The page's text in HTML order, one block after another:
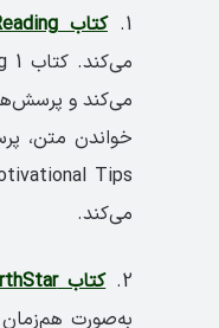
1. کتاب ACTIVE Skills for Reading
خواندن متن،
می‌کند.
2. کتاب NorthStar